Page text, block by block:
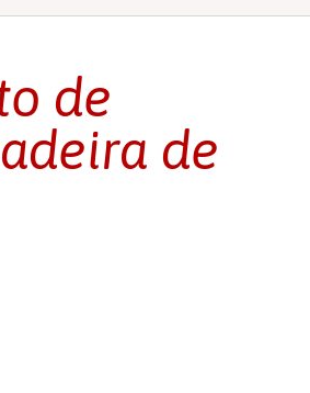
de
de